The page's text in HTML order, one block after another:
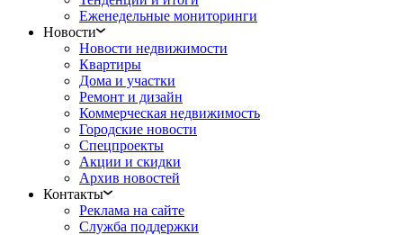
Еженедельные мониторинги
Новости
Новости недвижимости
Квартиры
Дома и участки
Ремонт и дизайн
Коммерческая недвижимость
Городские новости
Спецпроекты
Акции и скидки
Архив новостей
Контакты
Реклама на сайте
Служба поддержки